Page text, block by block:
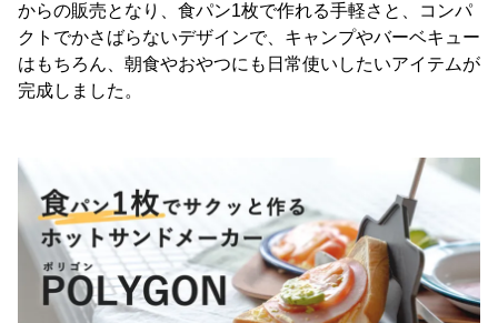
からの販売となり、食パン1枚で作れる手軽さと、コンパ
クトでかさばらないデザインで、キャンプやバーベキュー
はもちろん、朝食やおやつにも日常使いしたいアイテムが
完成しました。